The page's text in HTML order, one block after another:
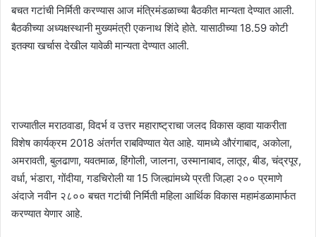
बचत गटांची निर्मिती करण्यास आज मंत्रिमंडळाच्या बैठकीत मान्यता देण्यात आली.
बैठकीच्या अध्यक्षस्थानी मुख्यमंत्री एकनाथ शिंदे होते. यासाठीच्या 18.59 कोटी
इतक्या खर्चास देखील यावेळी मान्यता देण्यात आली.
राज्यातील मराठवाडा, विदर्भ व उत्तर महाराष्ट्राचा जलद विकास व्हावा याकरीता
विशेष कार्यक्रम 2018 अंतर्गत राबविण्यात येत आहे. यामध्ये औरंगाबाद, अकोला,
अमरावती, बुलढाणा, यवतमाळ, हिंगोली, जालना, उस्मानाबाद, लातूर, बीड, चंद्रपूर,
वर्धा, भंडारा, गोंदीया, गडचिरोली या 15 जिल्ह्यांमध्ये प्रती जिल्हा २०० प्रमाणे
अंदाजे नवीन २८०० बचत गटांची निर्मिती महिला आर्थिक विकास महामंडळामार्फत
करण्यात येणार आहे.